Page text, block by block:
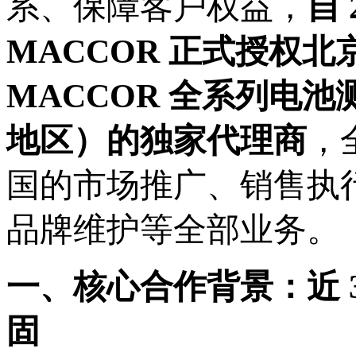
MACCOR 正式授权北
MACCOR 全系列电池
地区）的独家代理商
国的市场推广、销售
品牌维护等全部业务。
一、核心合作背景：近
固